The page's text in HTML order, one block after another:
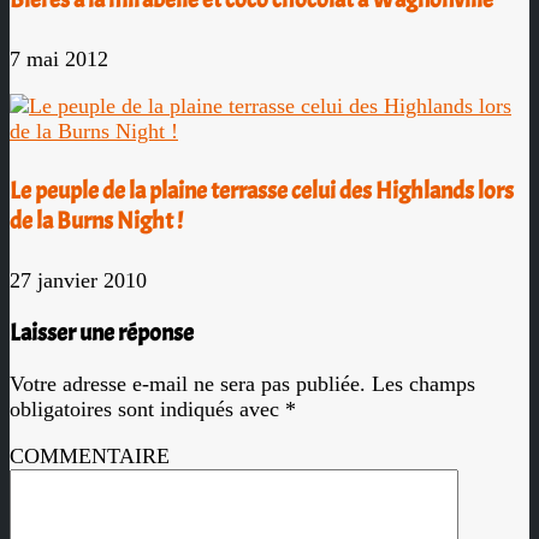
7 mai 2012
Le peuple de la plaine terrasse celui des Highlands lors
de la Burns Night !
27 janvier 2010
Laisser une réponse
Votre adresse e-mail ne sera pas publiée. Les champs
obligatoires sont indiqués avec *
COMMENTAIRE